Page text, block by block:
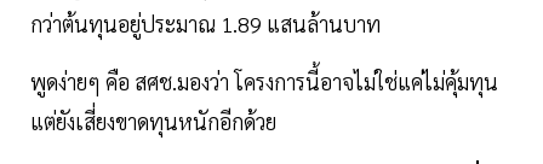
กว่าต้นทุนอยู่ประมาณ 1.89 แสนล้านบาท
พูดง่ายๆ คือ สศช.มองว่า โครงการนี้อาจไม่ใช่แค่ไม่คุ้มทุน
แต่ยังเสี่ยงขาดทุนหนักอีกด้วย